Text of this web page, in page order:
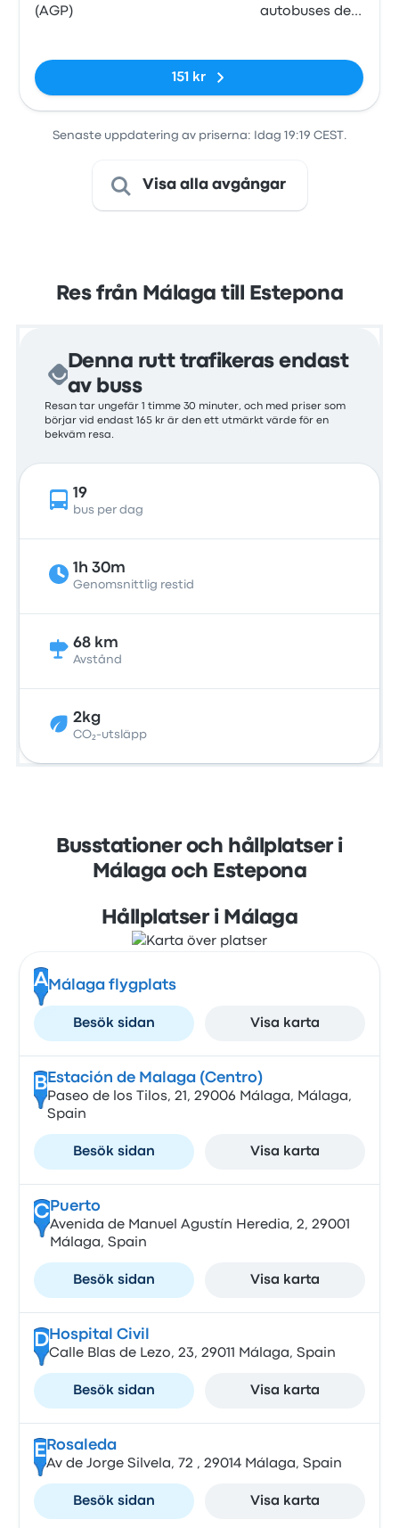
(AGP)
autobuses de
151 kr
Senaste uppdatering av priserna: Idag 19:19 CEST.
Visa alla avgångar
Res från Málaga till Estepona
Denna rutt trafikeras endast
av buss
Resan tar ungefär 1 timme 30 minuter, och med priser som
börjar vid endast 165 kr är den ett utmärkt värde för en
bekväm resa.
19
bus per dag
1h 30m
Genomsnittlig restid
68 km
Avstånd
2kg
CO₂-utsläpp
Busstationer och hållplatser i
Málaga och Estepona
Hållplatser i Málaga
AMálaga flygplats
Besök sidan Visa karta
B Estación de Malaga (Centro)
Paseo de los Tilos, 21, 29006 Málaga, Málaga,
Spain
Besök sidan Visa karta
CPuerto
Avenida de Manuel Agustín Heredia, 2, 29001
Málaga, Spain
Besök sidan Visa karta
DHospital Civil
Calle Blas de Lezo, 23, 29011 Málaga, Spain
Besök sidan Visa karta
E Rosaleda
Av de Jorge Silvela, 72 , 29014 Málaga, Spain
Besök sidan Visa karta